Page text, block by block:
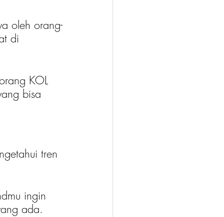
oleh orang-
di
KOL
bisa
tren
ingin
ada.